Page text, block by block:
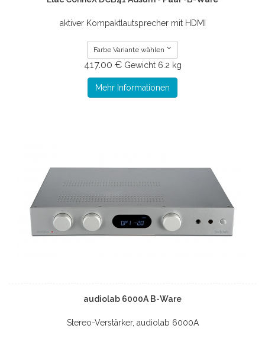
aktiver Kompaktlautsprecher mit HDMI
Farbe Variante wählen
417.00 € Gewicht 6.2 kg
Mehr Informationen
audiolab 6000A B-Ware
Stereo-Verstärker, audiolab 6000A